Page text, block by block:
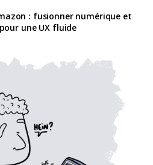
: fusionner numérique et
une UX fluide